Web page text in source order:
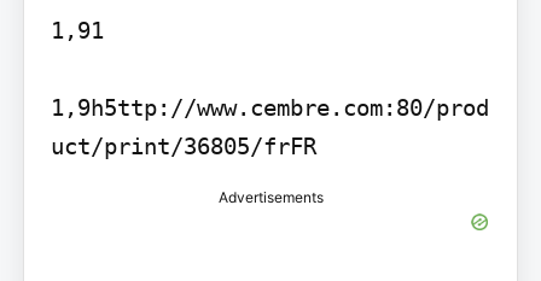
1,91
1,9h5ttp://www.cembre.com:80/prod
uct/print/36805/frFR
Advertisements